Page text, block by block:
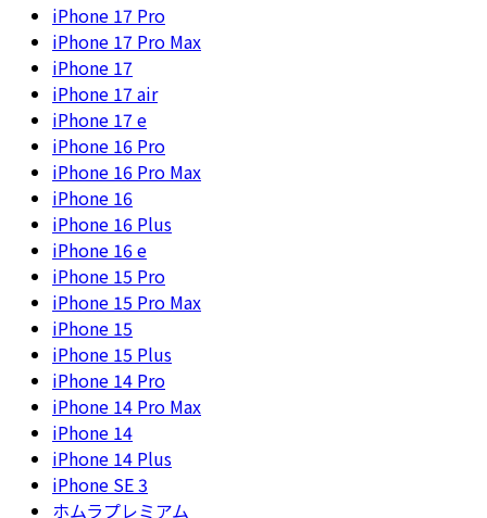
iPhone 17 Pro
iPhone 17 Pro Max
iPhone 17
iPhone 17 air
iPhone 17 e
iPhone 16 Pro
iPhone 16 Pro Max
iPhone 16
iPhone 16 Plus
iPhone 16 e
iPhone 15 Pro
iPhone 15 Pro Max
iPhone 15
iPhone 15 Plus
iPhone 14 Pro
iPhone 14 Pro Max
iPhone 14
iPhone 14 Plus
iPhone SE 3
ホムラプレミアム